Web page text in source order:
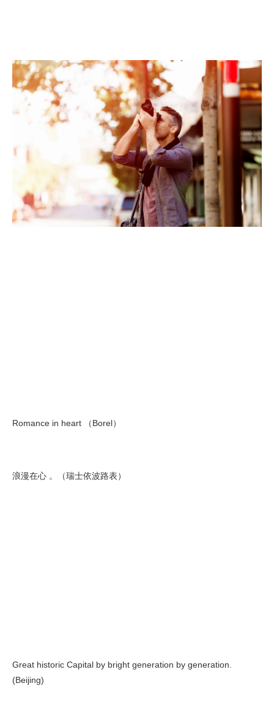
Romance in heart （Borel）
浪漫在心 。（瑞士依波路表）
Great historic Capital by bright generation by generation.
(Beijing)